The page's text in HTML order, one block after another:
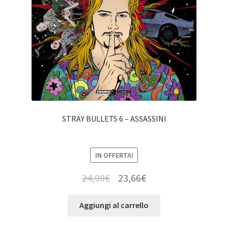
STRAY BULLETS 6 – ASSASSINI
IN OFFERTA!
24,90€ 23,66€
Aggiungi al carrello